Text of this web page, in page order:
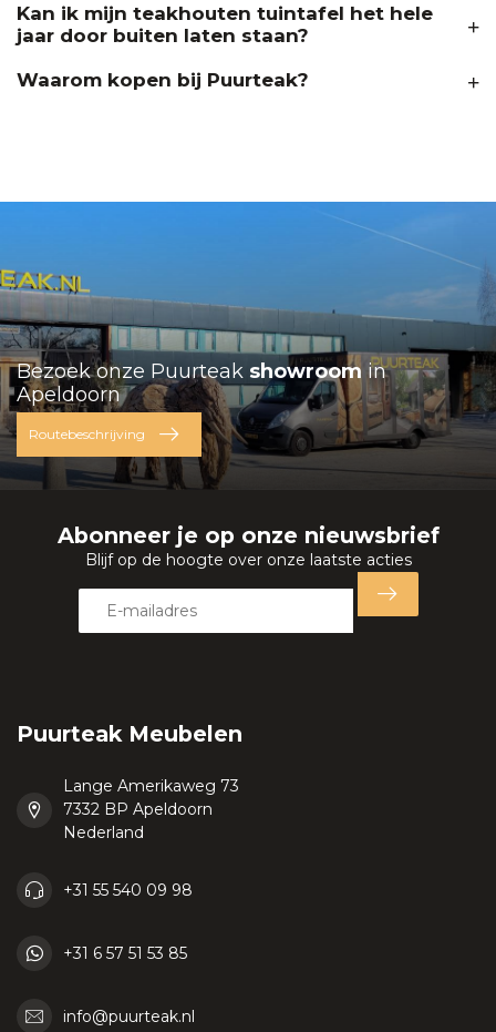
Kan ik mijn teakhouten tuintafel het hele
jaar door buiten laten staan?
Waarom kopen bij Puurteak?
Bezoek onze Puurteak showroom in
Apeldoorn
Routebeschrijving
Abonneer je op onze nieuwsbrief
Blijf op de hoogte over onze laatste acties
Puurteak Meubelen
Lange Amerikaweg 73
7332 BP Apeldoorn
Nederland
+31 55 540 09 98
+31 6 57 51 53 85
info@puurteak.nl